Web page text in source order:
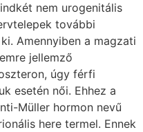
nem urogenitális
további
Amennyiben a magzati
jellemző
úgy férfi
esetén női. Ehhez a
Müller hormon nevű
here termel. Ennek